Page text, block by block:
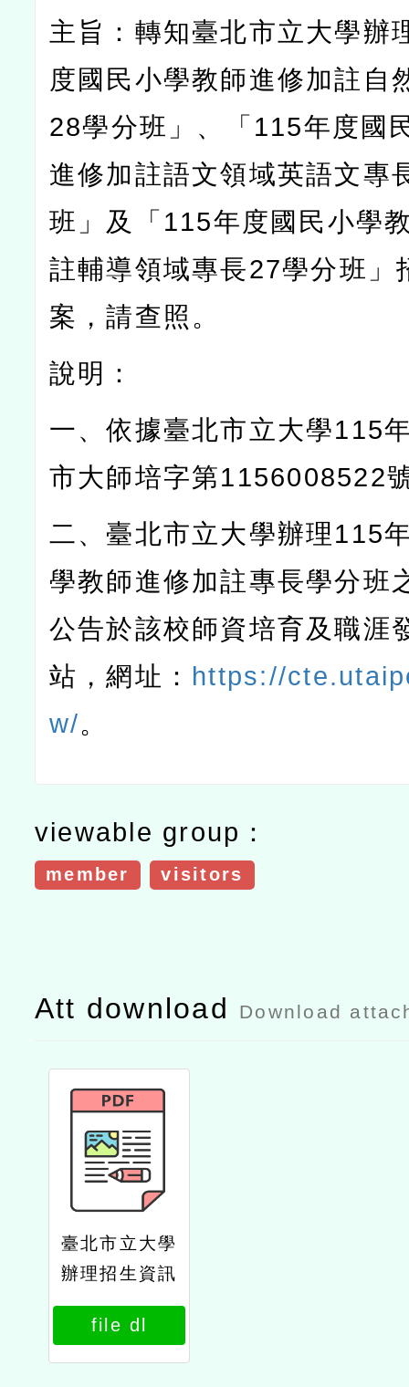
主旨：轉知臺北市立大學辦
度國民小學教師進修加註自
28學分班」、「 115年度國
進修加註語文領域英語文專
班」及「 115年度國民小學
註輔導領域專長27學分班」
案，請查照。
說明：
一、依據臺北市立大學115
市大師培字第1156008522
二、臺北市立大學辦理115
學教師進修加註專長學分班
公告於該校師資培育及職涯
站，網址： https://
w/。
viewable group：
member visitors
Att download Download
臺北市立大學
辦理招生資訊
公文
file dl